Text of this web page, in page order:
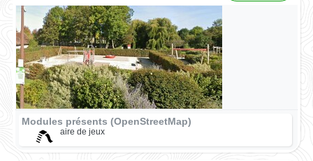
Modules présents (OpenStreetMap)
aire de jeux